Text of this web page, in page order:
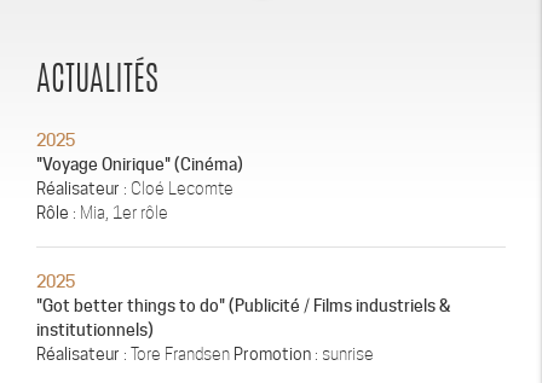
ACTUALITÉS
2025
"Voyage Onirique" (Cinéma)
Réalisateur : Cloé Lecomte
Rôle : Mia, 1er rôle
2025
"Got better things to do" (Publicité / Films industriels &
institutionnels)
Réalisateur : Tore Frandsen Promotion : sunrise